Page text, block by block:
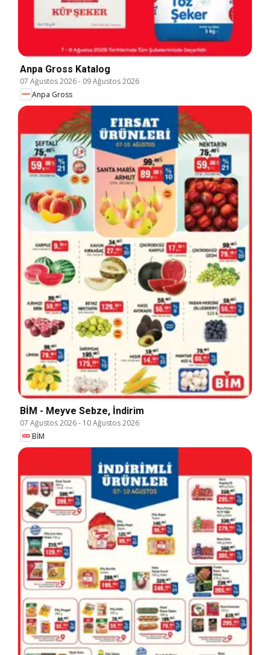
Anpa Gross Katalog
07 Ağustos 2026- 09 Ağustos 2026
Anpa Gross
BİM - Meyve Sebze, İndirim
07 Ağustos 2026- 10 Ağustos 2026
BİM